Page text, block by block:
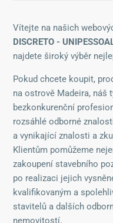
Vítejte na našich
DISCRETO -
najdete široký výběr
Pokud chcete koupit,
na ostrově Madeira, náš
bezkonkurenční
rozsáhlé odborné
a vynikající znalosti a
Klientům pomůžeme
zakoupení stavebního
po realizaci jejich
kvalifikovaným a
stavitelů a dalších
nemovitostí.